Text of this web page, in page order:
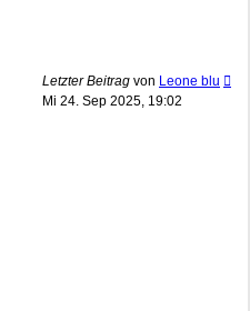
Letzter Beitrag von Leone blu
Mi 24. Sep 2025, 19:02